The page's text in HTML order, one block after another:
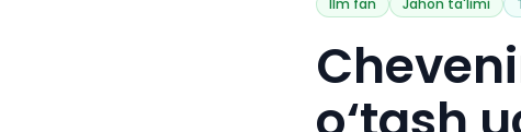
Ilm fan Jahon ta'limi